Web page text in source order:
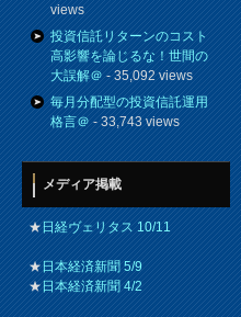
views
投資信託リターンのコスト
高影響を論じるな！世間の
大誤解＠- 35,092 views
毎月分配型の投資信託運用
格言＠- 33,743 views
メディア掲載
★日経ヴェリタス 10/11
★日本経済新聞 5/9
★日本経済新聞 4/2